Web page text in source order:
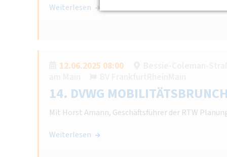
Weiterlesen
12.06.2025 08:00
14. DVWG MOBILITÄTSBRUNCH
Mit Horst Amann, Geschäftsführer der RTW
Weiterlesen